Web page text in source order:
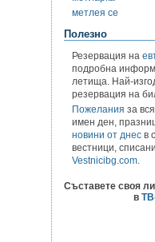
метлея се
Полезно
Резервация на
подробна
летища. Най-
резервация на
Пожелания за
имен ден,
новини от днес в
вестници,
Vestnicibg.com.
Съставете своя
в